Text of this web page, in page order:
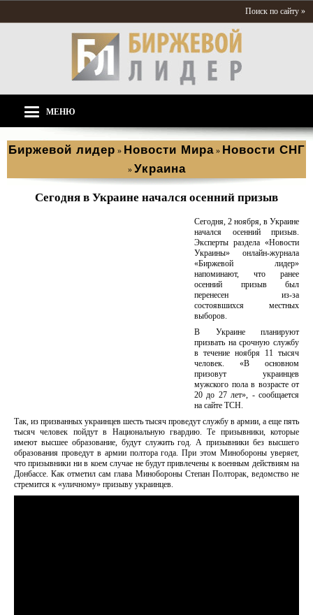
Поиск по сайту »
МЕНЮ
Биржевой лидер » Новости Мира » Новости СНГ
» Украина
Сегодня в Украине начался осенний призыв
Сегодня, 2 ноября, в Украине
начался осенний призыв.
Эксперты раздела «Новости
Украины» онлайн-журнала
«Биржевой лидер»
напоминают, что ранее
осенний призыв был
перенесен из-за
состоявшихся местных
выборов.
В Украине планируют
призвать на срочную службу
в течение ноября 11 тысяч
человек. «В основном
призовут украинцев
мужского пола в возрасте от
20 до 27 лет», - сообщается
на сайте ТСН.
Так, из призванных украинцев шесть тысяч проведут службу в армии, а еще пять
тысяч человек пойдут в Национальную гвардию. Те призывники, которые
имеют высшее образование, будут служить год. А призывники без высшего
образования проведут в армии полтора года. При этом Минобороны уверяет,
что призывники ни в коем случае не будут привлечены к военным действиям на
Донбассе. Как отметил сам глава Минобороны Степан Полторак, ведомство не
стремится к «уличному» призыву украинцев.